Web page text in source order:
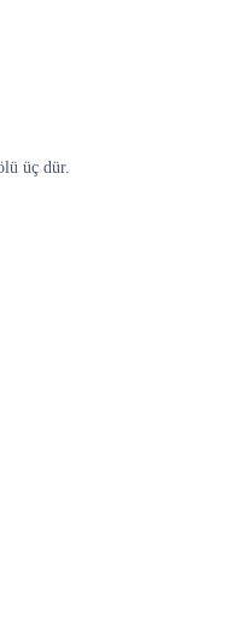
üç dür.